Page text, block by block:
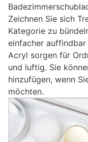
Zeichnen Sie sich
Kategorie zu
einfacher auffindbar
Acryl sorgen für
und luftig. Sie
hinzufügen, wenn
möchten.